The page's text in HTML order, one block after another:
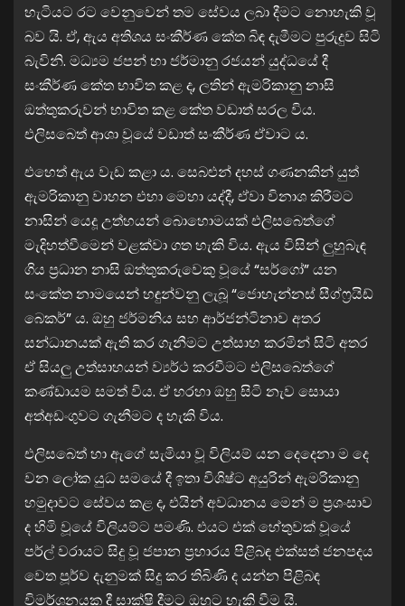
හැටියට රට වෙනුවෙන් තම සේවය ලබා දීමට නොහැකි වූ
බව යි. ඒ, ඇය අතිශය සංකීර්ණ කේත බිඳ දැමීමට පුරුදුව සිටි
බැවිනි. මධ්‍යම ජපන් හා ජර්මානු රජයන් යුද්ධයේ දී
සංකීර්ණ කේත භාවිත කළ ද, ලතින් ඇමරිකානු නාසි
ඔත්තුකරුවන් භාවිත කළ කේත වඩාත් සරල විය.
එලිසබෙත් ආශා වූයේ වඩාත් සංකීර්ණ ඒවාට ය.
එහෙත් ඇය වැඩ කළා ය. සෙබළුන් දහස් ගණනකින් යුත්
ඇමරිකානු වාහන එහා මෙහා යද්දී, ඒවා විනාශ කිරීමට
නාසින් යෙදූ උත්හයන් බොහොමයක් එලිසබෙත්ගේ
මැදිහත්වීමෙන් වළක්වා ගත හැකි විය. ඇය විසින් ලුහුබැඳ
ගිය ප්‍රධාන නාසි ඔත්තුකරුවෙකු වූයේ “සර්ගෝ” යන
සංකේත නාමයෙන් හඳුන්වනු ලැබූ “ජොහැන්නස් සීග්ෆ්‍රයිඩ්
බෙකර්” ය. ඔහු ජර්මනිය සහ ආර්ජන්ටිනාව අතර
සන්ධානයක් ඇති කර ගැනීමට උත්සාහ කරමින් සිටි අතර
ඒ සියලු උත්සාහයන් ව්‍යර්ථ කරවීමට එලිසබෙත්ගේ
කණ්ඩායම සමත් විය. ඒ හරහා ඔහු සිටි නැව සොයා
අත්අඩංගුවට ගැනීමට ද හැකි විය.
එලිසබෙත් හා ඇගේ සැමියා වූ විලියම් යන දෙදෙනා ම දෙ
වන ලෝක යුධ සමයේ දී ඉතා විශිෂ්ට අයුරින් ඇමරිකානු
හමුදාවට සේවය කළ ද, එයින් අවධානය මෙන් ම ප්‍රශංසාව
ද හිමි වූයේ විලියම්ට පමණි. එයට එක් හේතුවක් වූයේ
පර්ල් වරායට සිදු වූ ජපාන ප්‍රහාරය පිළිබඳ එක්සත් ජනපදය
වෙත පූර්ව දැනුමක් සිදු කර තිබිණි ද යන්න පිළිබඳ
විමර්ශනයක දී සාක්ෂි දීමට ඔහුට හැකි වීම යි.